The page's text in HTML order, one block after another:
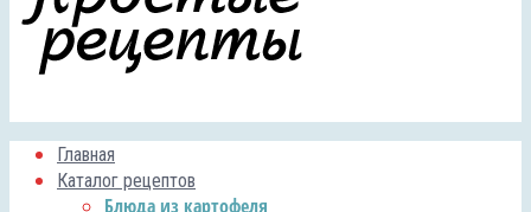
Главная
Каталог рецептов
Блюда из картофеля